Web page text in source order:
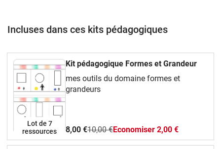
Incluses dans ces kits pédagogiques
Lot de 7
ressources
Kit pédagogique Formes et Grandeur
mes outils du domaine formes et
grandeurs
8,00 €10,00 €Economiser 2,00 €